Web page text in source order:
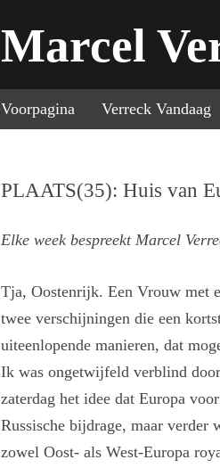
Marcel
Voorpagina Verreck Vandaag
PLAATS(35): Huis van
Elke week bespreekt Marcel
Tja, Oostenrijk. Een Vrouw met
twee verschijningen die een
uiteenlopende manieren, dat
Ik was ongetwijfeld verblind
zaterdag het idee dat Europa
Russische bijdrage, maar verder
zowel Oost- als West-Europa